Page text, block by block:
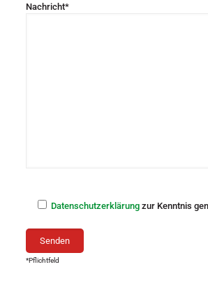
Nachricht*
Datenschutzerklärungzur Kenntnis
*Pflichtfeld